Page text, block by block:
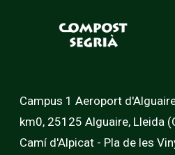
Campus 1 Aeroport
km0, 25125 Alguaire, Lleida
Camí d'Alpicat - Pla de les